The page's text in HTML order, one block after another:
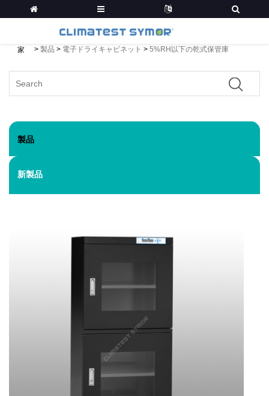
家 > 製品 > 電子ドライキャビネット > 5%RH以下の乾式保管庫
製品
新製品